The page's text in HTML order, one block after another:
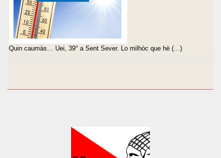
Quin caumàs… Uei, 39° a Sent Sever. Lo milhòc que hè (…)